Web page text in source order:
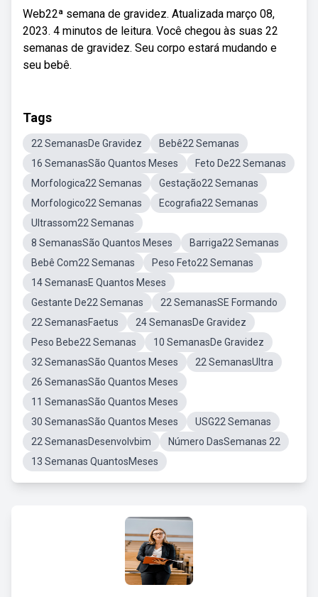
Web22ª semana de gravidez. Atualizada março 08,
2023. 4 minutos de leitura. Você chegou às suas 22
semanas de gravidez. Seu corpo estará mudando e
seu bebê.
Tags
22 SemanasDe Gravidez
Bebê22 Semanas
16 SemanasSão Quantos Meses
Feto De22 Semanas
Morfologica22 Semanas
Gestação22 Semanas
Morfologico22 Semanas
Ecografia22 Semanas
Ultrassom22 Semanas
8 SemanasSão Quantos Meses
Barriga22 Semanas
Bebê Com22 Semanas
Peso Feto22 Semanas
14 SemanasE Quantos Meses
Gestante De22 Semanas
22 SemanasSE Formando
22 SemanasFaetus
24 SemanasDe Gravidez
Peso Bebe22 Semanas
10 SemanasDe Gravidez
32 SemanasSão Quantos Meses
22 SemanasUltra
26 SemanasSão Quantos Meses
11 SemanasSão Quantos Meses
30 SemanasSão Quantos Meses
USG22 Semanas
22 SemanasDesenvolvbim
Número DasSemanas 22
13 Semanas QuantosMeses